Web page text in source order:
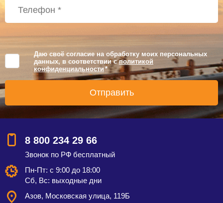
Даю своё согласие на обработку моих персональных
данных, в соответствии сполитикой
конфиденциальности *
8 800 234 29 66
Звонок по РФ бесплатный
Пн-Пт: с 9:00 до 18:00
Сб, Вс: выходные дни
Азов, Московская улица, 119Б